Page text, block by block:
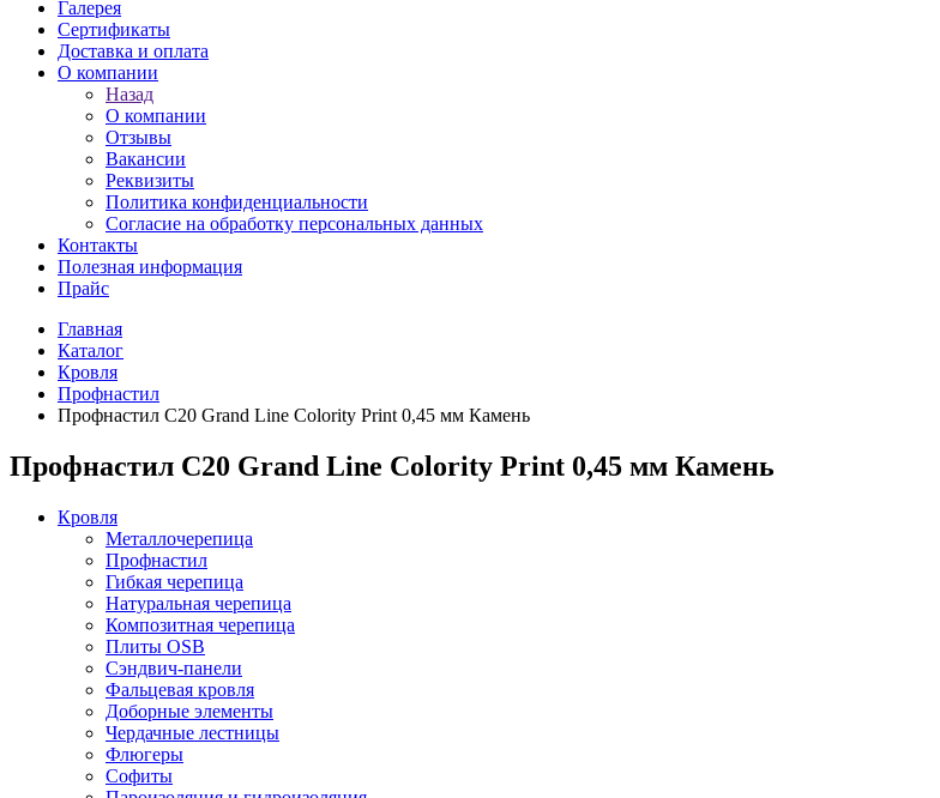
Галерея
Сертификаты
Доставка и оплата
О компании
Назад
О компании
Отзывы
Вакансии
Реквизиты
Политика конфиденциальности
Согласие на обработку персональных данных
Контакты
Полезная информация
Прайс
Главная
Каталог
Кровля
Профнастил
Профнастил С20 Grand Line Colority Print 0,45 мм Камень
Профнастил С20 Grand Line Colority Print 0,45 мм Камень
Кровля
Металлочерепица
Профнастил
Гибкая черепица
Натуральная черепица
Композитная черепица
Плиты OSB
Сэндвич-панели
Фальцевая кровля
Доборные элементы
Чердачные лестницы
Флюгеры
Софиты